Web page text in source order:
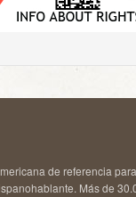
de referencia
Más de